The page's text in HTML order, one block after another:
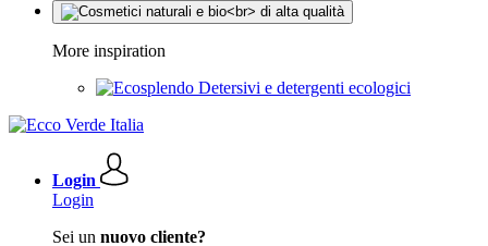
More inspiration
Detersivi e detergenti ecologici
Login
Login
Sei un nuovo cliente?